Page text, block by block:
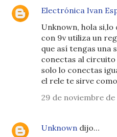
Electrónica Ivan
Unknown, hola
con 9v utiliza un
que así tengas una
conectas al circuito
solo lo conectas
el rele te sirve
29 de noviembre de
Unknown dijo…